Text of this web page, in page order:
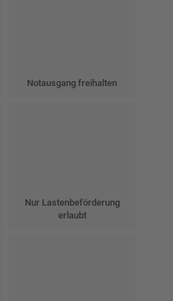
Notausgang freihalten
Nur Lastenbeförderung
erlaubt